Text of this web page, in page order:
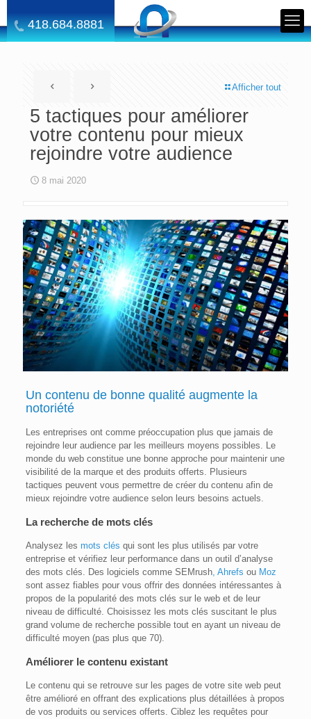
418.684.8881
Afficher tout
5 tactiques pour améliorer
votre contenu pour mieux
rejoindre votre audience
8 mai 2020
Un contenu de bonne qualitéaugmente la
notoriété
Les entreprises ont comme préoccupation plus que jamais de
rejoindre leur audience par les meilleurs moyens possibles. Le
monde du web constitue une bonne approche pour maintenir une
visibilité de la marque et des produits offerts. Plusieurs
tactiques peuvent vous permettre de créer du contenu afin de
mieux rejoindre votre audience selon leurs besoins actuels.
La recherche de mots clés
Analysez les mots clés qui sont les plus utilisés par votre
entreprise et vérifiez leur performance dans un outil d’analyse
des mots clés. Des logiciels comme SEMrush, Ahrefs ou Moz
sont assez fiables pour vous offrir des données intéressantes à
propos de la popularité des mots clés sur le web et de leur
niveau de difficulté. Choisissez les mots clés suscitant le plus
grand volume de recherche possible tout en ayant un niveau de
difficulté moyen (pas plus que 70).
Améliorer le contenu existant
Le contenu qui se retrouve sur les pages de votre site web peut
être amélioré en offrant des explications plus détaillées à propos
de vos produits ou services offerts. Ciblez les requêtes pour